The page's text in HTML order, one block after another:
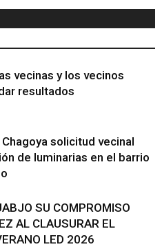
vecinas y los vecinos
resultados
solicitud vecinal
de luminarias en el barrio
SU COMPROMISO
AL CLAUSURAR EL
LED 2026